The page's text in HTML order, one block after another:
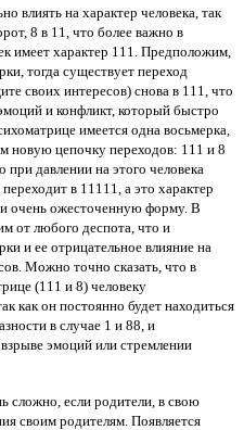
влиять на характер человека, так
8 в 11, что более важно в
имеет характер 111. Предположим,
тогда существует переход
своих интересов) снова в 111, что
и конфликт, который быстро
имеется одна восьмерка,
новую цепочку переходов: 111 и 8
давлении на этого человека
в 11111, а это характер
очень ожесточенную форму. В
от любого деспота, что и
и ее отрицательное влияние на
Можно точно сказать, что в
(111 и 8) человеку
как он постоянно будет находиться
в случае 1 и 88, и
эмоций или стремлении
сложно, если родители, в свою
своим родителям. Появляется